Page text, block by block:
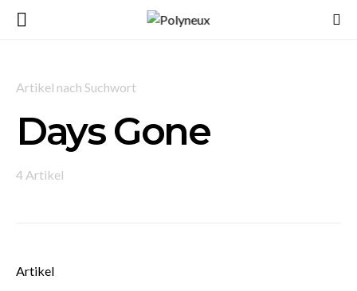
Artikel nach Suchwort
Days Gone
4 Artikel
Artikel